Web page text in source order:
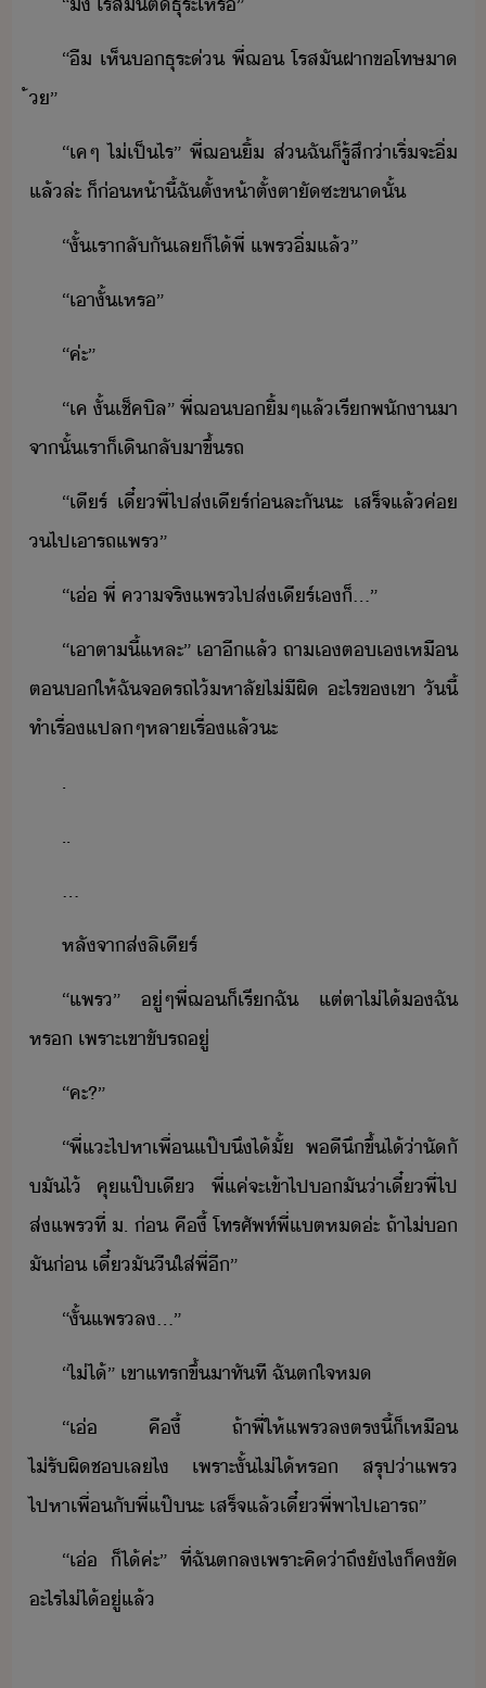
“​ื​ ​เห็​​ธุระ​่​ ​พี่​ฌ​ ​โรส​ั​ฝา​ขโทษ​า​
้​”
“​เค​ๆ​ ​ไ่เป็ไร​”​ ​พี่​ฌ​ิ้​ ​ส่​ฉั​็​รู้สึ​่า​เริ่​จะ​ิ่​
แล้​ล่ะ​ ​็​่ห้าี้​ฉั​ตั้ห้าตั้ตา​ั​ซะ​ขา​ั้
“​ั้​เรา​ลัั​เล​็ไ้​พี่​ ​แพร​ิ่​แล้​”
“​เา​ั้​เหร​”
“​ค่ะ​”
“​เค​ ​ั้​เช็คิล​”​ ​พี่​ฌ​​ิ้​ๆ​แล้​เรี​พัา​า​
​จาั้​เรา​็​เิ​ลัา​ขึ้รถ
“​เีร​์​ ​เี๋​พี่​ไป​ส่​เีร​์​่​ละ​ั​ะ​ ​เสร็จ​แล้​ค่​
​ไป​เา​รถ​แพร​”
“​เ่​ ​พี่​ ​คาจริ​แพร​ไป​ส่​เีร​์​เ​็​...​”
“​เา​ตา​ี้แหละ​”​ ​เา​ีแล้​ ​ถา​เ​ต​เ​เหื​
ต​​ให้​ฉั​จ​รถ​ไ้​หาลั​ไ่ี​ผิ​ ​ะไร​ข​เขา​ ​ัี้​
ทำ​เรื่​แปล​ๆ​หลา​เรื่​แล้​ะ
.
..
...
หลัจา​ส่​ลิ​เีร​์
“​แพร​”​ ​ู่​ๆ​พี่​ฌ​็​เรี​ฉั​ ​แต่​ตา​ไ่ไ้​​ฉั​
หร​ ​เพราะ​เขา​ขัรถ​ู่
“​คะ​?​”
“​พี่​แะ​ไปหา​เพื่​แป๊​ึ​ไ้​ั้​ ​พี​ึ​ขึ้​ไ้​่าั​ั​
ั​ไ้​ ​คุ​แป๊เี​ ​พี่​แค่​จะเข้า​ไป​​ั​่า​เี๋​พี่​ไป​
ส่​แพร​ที่​ ​.​ ​่​ ​คื​ี้​ ​โทรศัพท์​พี่​แต​ห​่ะ​ ​ถ้า​ไ่​​
ั​่​ ​เี๋​ั​ี​ใส่​พี่​ี​”
“​ั้​แพร​ล​...​”
“​ไ่ไ้​”​ ​เขา​แทร​ขึ้​าทั​ที​ ​ฉั​ตใจ​ห
“​เ่​ ​คื​ี้​ ​ถ้า​พี่​ให้​แพร​ล​ตรี้​็​เหื​
ไ่รัผิช​เล​ไ​ ​เพราะ​ั้​ไ่ไ้​หร​ ​สรุป​่า​แพร​
ไปหา​เพื่​ั​พี่​แป๊​ะ​ ​เสร็จ​แล้​เี๋​พี่​พา​ไป​เา​รถ​”
“​เ่​ ​็ไ้​ค่ะ​”​ ​ที่​ฉั​ตล​เพราะ​คิ​่า​ถึ​ัไ​็​ค​ขั​
ะไร​ไ่ไ้​ู่​แล้